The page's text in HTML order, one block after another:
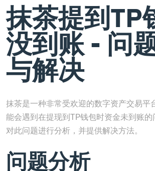
抹茶提到TP
没到账 - 问
与解决
抹茶是一种非常受欢迎的数字资产交易平
能会遇到在提现到TP钱包时资金未到账
对此问题进行分析，并提供解决方法。
问题分析